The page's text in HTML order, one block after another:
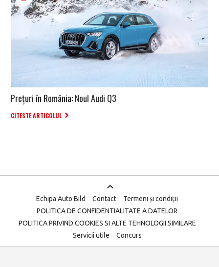
Prețuri în România: Noul Audi Q3
CITESTE ARTICOLUL
Echipa Auto Bild Contact
Termeni și condiții
POLITICA DE CONFIDENTIALITATE A DATELOR
POLITICA PRIVIND COOKIES SI ALTE TEHNOLOGII SIMILARE
Servicii utile
Concurs